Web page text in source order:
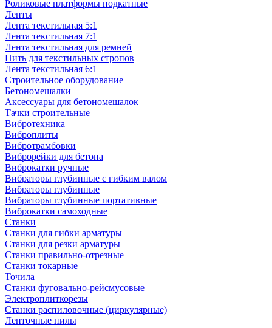
Роликовые платформы подкатные
Ленты
Лента текстильная 5:1
Лента текстильная 7:1
Лента текстильная для ремней
Нить для текстильных стропов
Лента текстильная 6:1
Строительное оборудование
Бетономешалки
Аксессуары для бетономешалок
Тачки строительные
Вибротехника
Виброплиты
Вибротрамбовки
Виброрейки для бетона
Виброкатки ручные
Вибраторы глубинные с гибким валом
Вибраторы глубинные
Вибраторы глубинные портативные
Виброкатки самоходные
Станки
Станки для гибки арматуры
Станки для резки арматуры
Станки правильно-отрезные
Станки токарные
Точила
Станки фуговально-рейсмусовые
Электроплиткорезы
Станки распиловочные (циркулярные)
Ленточные пилы